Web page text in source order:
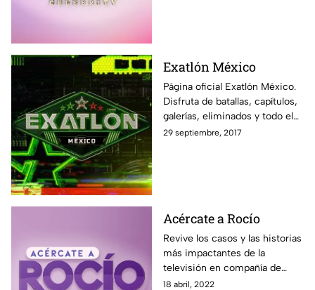
Exatlón México
Página oficial Exatlón México.
Disfruta de batallas, capítulos,
galerías, eliminados y todo el
contenido exclusivo fuera de la
29 septiembre, 2017
Acércate a Rocío
Revive los casos y las historias
más impactantes de la
televisión en compañía de
Rocío Sánchez Azuara y su
18 abril, 2022